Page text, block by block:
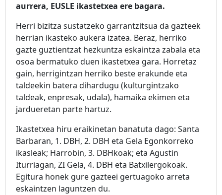
aurrera, EUSLE ikastetxea ere bagara.
Herri bizitza sustatzeko garrantzitsua da gazteek
herrian ikasteko aukera izatea. Beraz, herriko
gazte guztientzat hezkuntza eskaintza zabala eta
osoa bermatuko duen ikastetxea gara. Horretaz
gain, herrigintzan herriko beste erakunde eta
taldeekin batera dihardugu (kulturgintzako
taldeak, enpresak, udala), hamaika ekimen eta
jardueretan parte hartuz.
Ikastetxea hiru eraikinetan banatuta dago: Santa
Barbaran, 1. DBH, 2. DBH eta Gela Egonkorreko
ikasleak; Harrobin, 3. DBHkoak; eta Agustin
Iturriagan, ZI Gela, 4. DBH eta Batxilergokoak.
Egitura honek gure gazteei gertuagoko arreta
eskaintzen laguntzen du.